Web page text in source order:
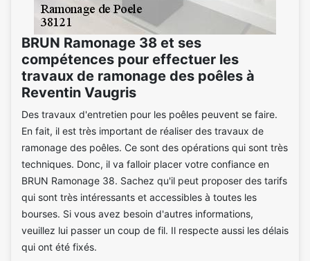
BRUN Ramonage 38 et ses
compétences pour effectuer les
travaux de ramonage des poêles à
Reventin Vaugris
Des travaux d'entretien pour les poêles peuvent se faire.
En fait, il est très important de réaliser des travaux de
ramonage des poêles. Ce sont des opérations qui sont très
techniques. Donc, il va falloir placer votre confiance en
BRUN Ramonage 38. Sachez qu'il peut proposer des tarifs
qui sont très intéressants et accessibles à toutes les
bourses. Si vous avez besoin d'autres informations,
veuillez lui passer un coup de fil. Il respecte aussi les délais
qui ont été fixés.